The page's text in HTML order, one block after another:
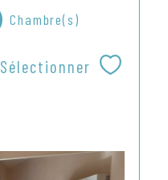
Chambre(s)
Sélectionner